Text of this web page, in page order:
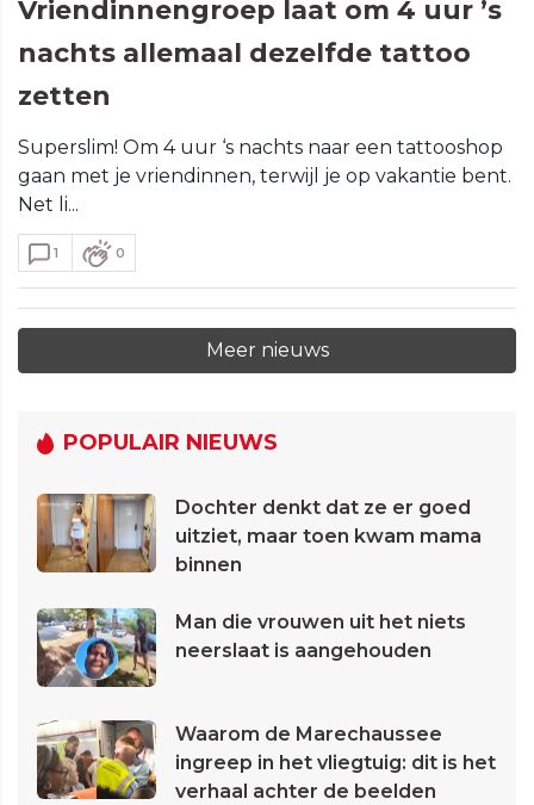
Vriendinnengroep laat om 4 uur ’s
nachts allemaal dezelfde tattoo
zetten
Superslim! Om 4 uur ‘s nachts naar een tattooshop
gaan met je vriendinnen, terwijl je op vakantie bent.
Net li...
1 0
Meer nieuws
POPULAIR NIEUWS
Dochter denkt dat ze er goed
uitziet, maar toen kwam mama
binnen
Man die vrouwen uit het niets
neerslaat is aangehouden
Waarom de Marechaussee
ingreep in het vliegtuig: dit is het
verhaal achter de beelden